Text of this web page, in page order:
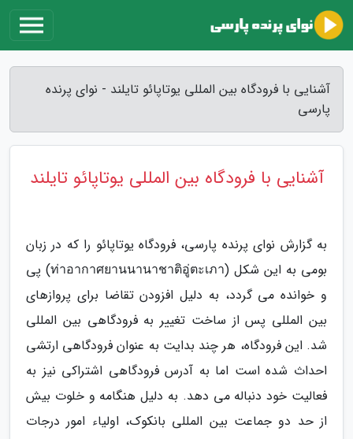
آشنایی با فرودگاه بین المللی یوتاپائو تایلند - نوای پرنده
پارسی
آشنایی با فرودگاه بین المللی یوتاپائو تایلند
به گزارش نوای پرنده پارسی، فرودگاه یوتاپائو را که در زبان
بومی به این شکل (ท่าอากาศยานนานาชาติอู่ตะเภา) پی
و خوانده می گردد، به دلیل افزودن تقاضا برای پروازهای
بین المللی پس از ساخت تغییر به فرودگاهی بین المللی
شد. این فرودگاه، هر چند بدایت به عنوان فرودگاهی ارتشی
احداث شده است اما به آدرس فرودگاهی اشتراکی نیز به
فعالیت خود دنباله می دهد. به دلیل هنگامه و خلوت بیش
از حد دو جماعت بین المللی بانکوک، اولیاء امور درجات